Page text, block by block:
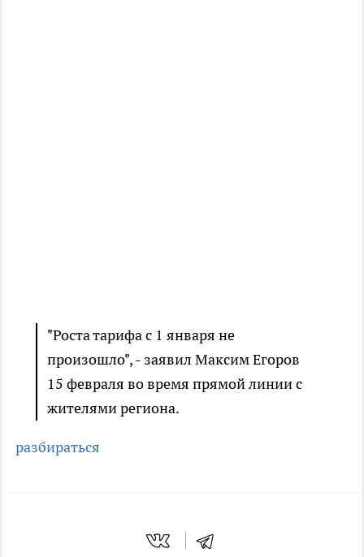
"Роста тарифа с 1 января не
произошло", - заявил Максим Егоров
15 февраля во время прямой линии с
жителями региона.
разбираться